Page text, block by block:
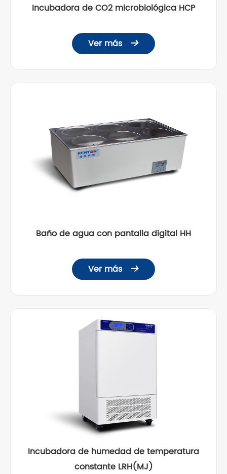
Incubadora de CO2 microbiológica HCP
Ver más 
Baño de agua con pantalla digital HH
Ver más 
Incubadora de humedad de temperatura
constante LRH(MJ)